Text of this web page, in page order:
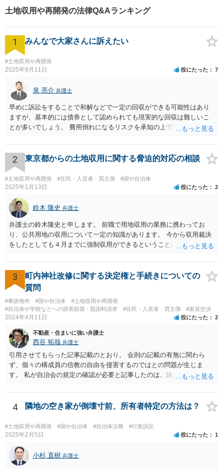
尽力いたします！
土地収用や再開発の法律Q&Aランキング
1 みんなで大家さんに訴えたい
#土地収用や再開発
2025年9月11日 役にたった 7
泉 亮介 弁護士
早めに訴訟をすることで和解などで一定の回収ができる可能性はあり
ますが、基本的には債券として認められても現実的な回収は難しいこ
とが多いでしょう。 費用倒れになるリスクを承知の上で、やるだけや
2 東京都からの土地収用に関する脅迫的対応の相談
#土地収用や再開発 #住民・入居者・買主側 #国や自治体
2025年1月13日 役にたった 2
鈴木 隆史 弁護士
弁護士の鈴木隆史と申します。 前職で用地収用の業務に携わってお
り、公共用地の収用について一定の知識があります。 今から収用裁決
をしたとしても４月までに強制収用ができるということは考え難く、
法律相談のポータルサイトからお電話やメールをいただければと思い
ます。
3
町内神社改修に関する決定権と手続きについての
質問
#事故物件 #国や自治体
#土地収用や再開発
#自治体や学校などへの損害賠償・慰謝料請求
#住民・入居者・買主側 #家賃交渉
2024年4月11日 役にたった 2
不動産・住まいに強い弁護士
西谷 拓哉 弁護士
引用させてもらった記事記載のとおり。 会則の記載の有無に関わら
ず、個々の構成員の信教の自由を侵害するのではとの問題が生じま
す。 私が自治会の規定の確認が必要と記事したのは、決定権の話では
の積立金なるものを集めているのたのかという始まりの点から背景事
情が不明なためです。
4 隣地の空き家が倒壊寸前、所有者特定の方法は？
#土地収用や再開発 #国や自治体 #自治体法務 #行政訴訟
2025年2月5日 役にたった 1
小杉 直樹 弁護士